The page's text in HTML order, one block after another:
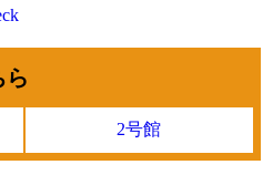
ーン付 平ボディ H11 キャンター
ジコン(無線) 2.2t吊り
るとスムーズです❗
た。
ら
2号館